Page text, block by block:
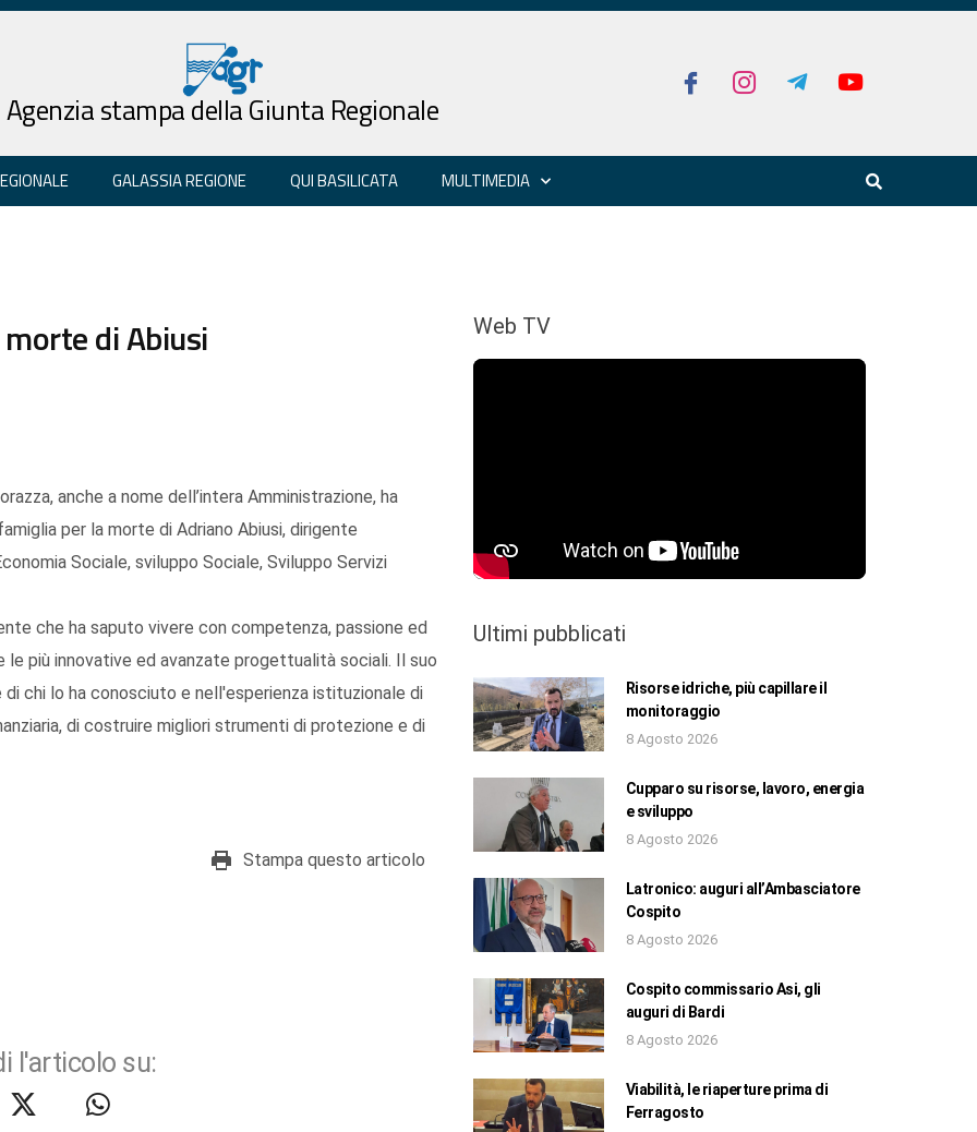
Agenzia stampa della Giunta Regionale
GALASSIA REGIONE QUI BASILICATA MULTIMEDIA
morte di Abiusi
anche a nome dell’intera Amministrazione, ha
per la morte di Adriano Abiusi, dirigente
Sociale, sviluppo Sociale, Sviluppo Servizi
che ha saputo vivere con competenza, passione ed
più innovative ed avanzate progettualità sociali. Il suo
chi lo ha conosciuto e nell'esperienza istituzionale di
di costruire migliori strumenti di protezione e di
Stampa questo articolo
l'articolo su:
Web TV
Ultimi pubblicati
Risorse idriche, più capillare il
monitoraggio
8 Agosto 2026
Cupparo su risorse, lavoro, energia
e sviluppo
8 Agosto 2026
Latronico: auguri all’Ambasciatore
Cospito
8 Agosto 2026
Cospito commissario Asi, gli
auguri di Bardi
8 Agosto 2026
Viabilità, le riaperture prima di
Ferragosto